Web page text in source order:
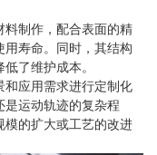
料制作，配合表面的精
用寿命。同时，其结构
了维护成本。
和应用需求进行定制化
是运动轨迹的复杂程
模的扩大或工艺的改进